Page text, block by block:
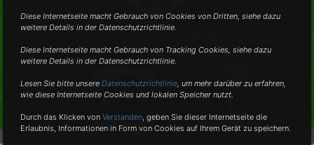
Schädlingsbekämpfung
vom Fachmann in der Nähe
Professionell • Umweltschonend •
Diese Internetseite macht Gebrauch von Cookies von Dritten, siehe dazu
weitere Details in der Datenschutzrichtlinie.
Diese Internetseite macht Gebrauch von Tracking Cookies, siehe dazu
weitere Details in der Datenschutzrichtlinie.
Lesen Sie bitte unsereDatenschutzrichtlinie, um mehr darüber zu erfahren,
wie diese Internetseite Cookies und lokalen Speicher nutzt.
Durch das Klicken vonVerstanden,geben Sie dieser Internetseite die
Erlaubnis, Informationen in Form von Cookies auf Ihrem Gerät zu speichern.